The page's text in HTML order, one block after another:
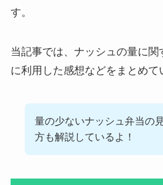
す。
当記事では、ナッシュの量に関
に利用した感想などをまとめて
量の少ないナッシュ弁当の
方も解説しているよ！